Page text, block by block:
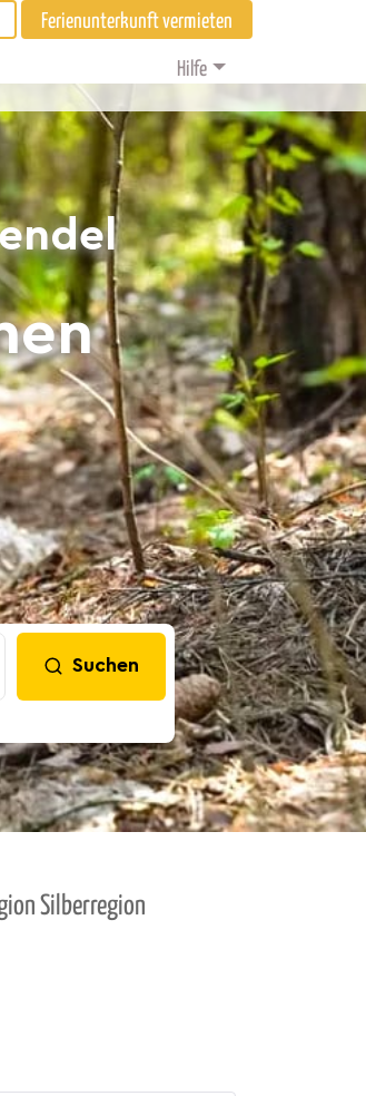
Ferienunterkunft vermieten
Hilfe
Suchen
Silberregion